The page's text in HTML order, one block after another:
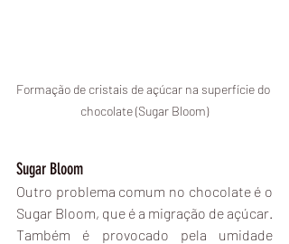
Formação de cristais de açúcar na superfície do
chocolate (Sugar Bloom)
Sugar Bloom
Outro problema comum no chocolate é o
Sugar Bloom, que é a migração de açúcar.
Também é provocado pela umidade